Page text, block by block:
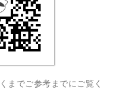
までご参考までにご覧く